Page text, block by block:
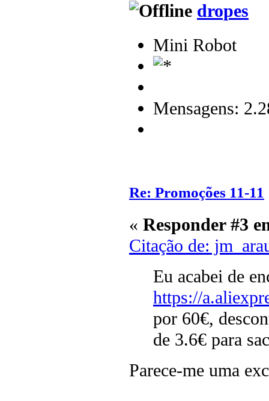
dropes
Mini Robot
Mensagens:
Re: Promoções 11-11
« Responder #3
Citação de:
Eu acabei de
https://
por 60€,
de 3.6€ para
Parece-me uma